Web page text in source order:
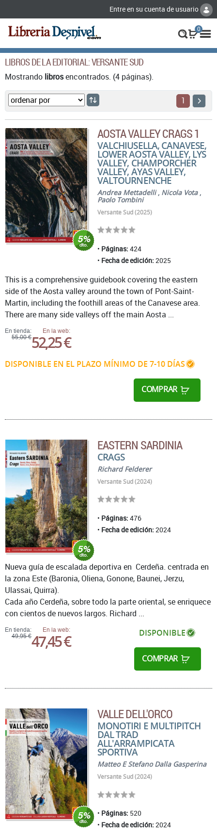
Entre en su cuenta de usuario
0
LIBROS DE LA EDITORIAL: VERSANTE SUD
Mostrando librosencontrados. (4 páginas).
1
AOSTA VALLEY CRAGS 1
VALCHIUSELLA, CANAVESE,
LOWER AOSTA VALLEY, LYS
VALLEY, CHAMPORCHER
VALLEY, AYAS VALLEY,
VALTOURNENCHE
Andrea Mettadelli, Nicola Vota,
Paolo Tombini
Versante Sud (2025)
Páginas: 424
Fecha de edición: 2025
En tienda:
55,00 €
En la web:
52,25 €
DISPONIBLE EN EL PLAZO MÍNIMO DE 7-10 DÍAS
COMPRAR
This is a comprehensive guidebook covering the eastern
side of the Aosta valley around the town of Pont-Saint-
Martin, including the foothill areas of the Canavese area.
There are many side valleys off the main Aosta ...
EASTERN SARDINIA
CRAGS
Richard Felderer
Versante Sud (2024)
Páginas: 476
Fecha de edición: 2024
En tienda:
49,95 €
En la web:
47,45 € DISPONIBLE
COMPRAR
Nueva guía de escalada deportiva en Cerdeña. centrada en
la zona Este (Baronia, Oliena, Gonone, Baunei, Jerzu,
Ulassai, Quirra).
Cada año Cerdeña, sobre todo la parte oriental, se enriquece
con cientos de nuevos largos. Richard ...
VALLE DELL'ORCO
MONOTIRI E MULTIPITCH
DAL TRAD
ALL'ARRAMPICATA
SPORTIVA
Matteo E Stefano Dalla Gasperina
Versante Sud (2024)
Páginas: 520
Fecha de edición: 2024